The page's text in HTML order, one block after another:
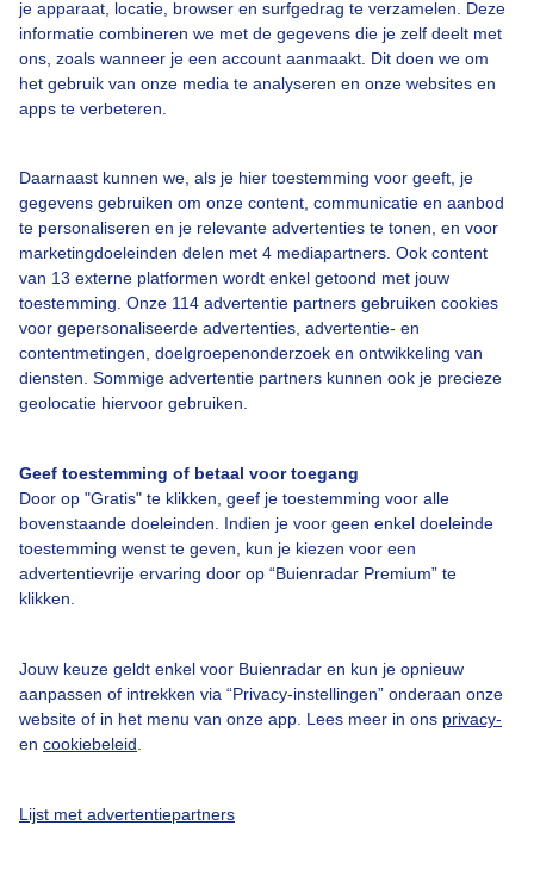
je apparaat, locatie, browser en surfgedrag te verzamelen. Deze
informatie combineren we met de gegevens die je zelf deelt met
ons, zoals wanneer je een account aanmaakt. Dit doen we om
het gebruik van onze media te analyseren en onze websites en
apps te verbeteren.
Daarnaast kunnen we, als je hier toestemming voor geeft, je
gegevens gebruiken om onze content, communicatie en aanbod
te personaliseren en je relevante advertenties te tonen, en voor
marketingdoeleinden delen met 4 mediapartners. Ook content
van 13 externe platformen wordt enkel getoond met jouw
toestemming. Onze 114 advertentie partners gebruiken cookies
voor gepersonaliseerde advertenties, advertentie- en
contentmetingen, doelgroepenonderzoek en ontwikkeling van
diensten. Sommige advertentie partners kunnen ook je precieze
geolocatie hiervoor gebruiken.
Geef toestemming of betaal voor toegang
Door op "Gratis" te klikken, geef je toestemming voor alle
bovenstaande doeleinden. Indien je voor geen enkel doeleinde
toestemming wenst te geven, kun je kiezen voor een
advertentievrije ervaring door op “Buienradar Premium” te
klikken.
Jouw keuze geldt enkel voor Buienradar en kun je opnieuw
aanpassen of intrekken via “Privacy-instellingen” onderaan onze
website of in het menu van onze app. Lees meer in ons privacy-
en cookiebeleid
Lijst met advertentiepartners
Een moment geduld aub...
Over Buienradar
Bedrijfsgegevens
Veelgestelde vragen
Toegankelijkheid
Gebruikersvoorwaarden
Adverteren
Buienradar Team
Cookie beleid
Privacy instellingen
Gratis weerdata
@BuienradarNL